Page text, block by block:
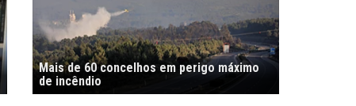
Mais de 60 concelhos em perigo máximo
de incêndio